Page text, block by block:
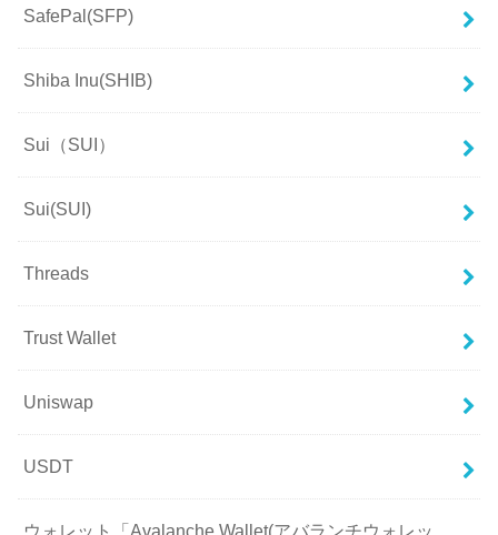
SafePal(SFP)
Shiba Inu(SHIB)
Sui（SUI）
Sui(SUI)
Threads
Trust Wallet
Uniswap
USDT
ウォレット「Avalanche Wallet(アバランチウォレッ